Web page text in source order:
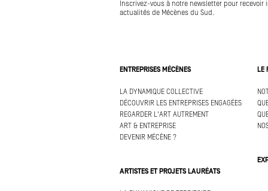
Inscrivez-vous à notre newsletter pour recevoir
actualités de Mécènes du Sud.
ENTREPRISES MÉCÈNES
LA DYNAMIQUE COLLECTIVE
DÉCOUVRIR LES ENTREPRISES ENGAGÉES
REGARDER L'ART AUTREMENT
ART & ENTREPRISE
DEVENIR MÉCÈNE ?
ARTISTES ET PROJETS LAURÉATS
LE